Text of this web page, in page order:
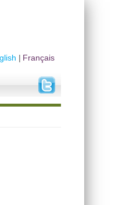
Français